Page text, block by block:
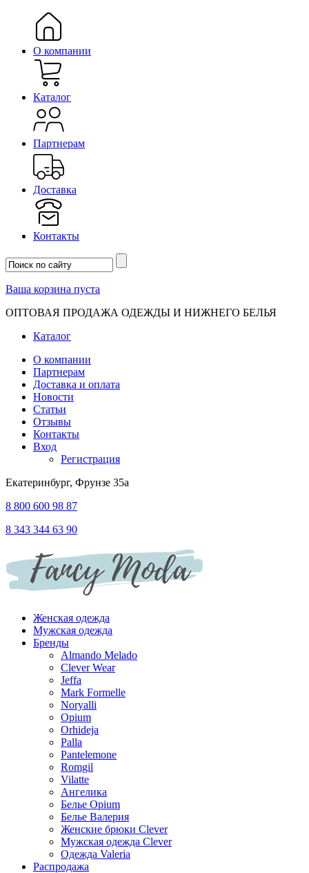
О компании
Каталог
Партнерам
Доставка
Контакты
Ваша корзина пуста
ОПТОВАЯ ПРОДАЖА ОДЕЖДЫ И НИЖНЕГО БЕЛЬЯ
Каталог
О компании
Партнерам
Доставка и оплата
Новости
Статьи
Отзывы
Контакты
Вход
Регистрация
Екатеринбург, Фрунзе 35а
8 800 600 98 87
8 343 344 63 90
Женская одежда
Мужская одежда
Бренды
Almando Melado
Clever Wear
Jeffa
Mark Formelle
Noryalli
Opium
Orhideja
Palla
Pantelemone
Romgil
Vilatte
Ангелика
Белье Opium
Белье Валерия
Женские брюки Clever
Мужская одежда Clever
Одежда Valeria
Распродажа